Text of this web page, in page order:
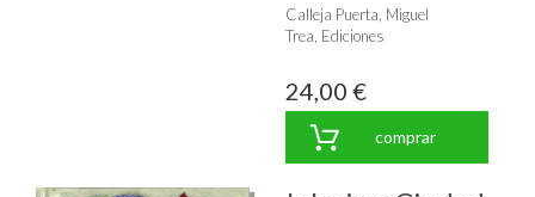
Calleja Puerta, Miguel
Trea, Ediciones
24,00 €
comprar